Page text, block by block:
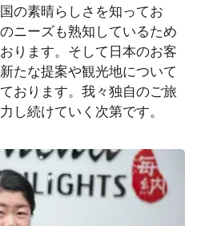
の素晴らしさを知ってお
ニーズも熟知しているため
ります。そして日本のお客
たな提案や観光地について
おります。我々独自のご旅
し続けていく次第です。